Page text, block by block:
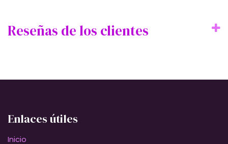
Reseñas de los clientes
Enlaces útiles
Inicio